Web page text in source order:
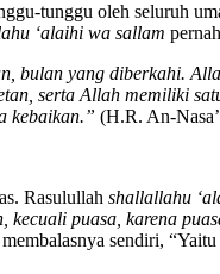
tunggu oleh seluruh
‘alaihi wa sallam
bulan yang diberkahi.
serta Allah memiliki
kebaikan.” (H.R. An-
Rasulullah shallallahu
puasa, karena
sendiri,